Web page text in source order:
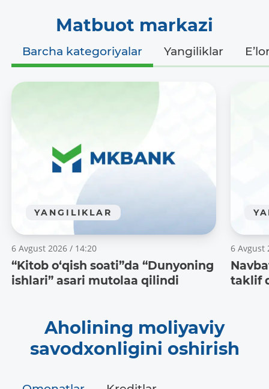
Matbuot markazi
Barcha kategoriyalar Yangiliklar
YANGILIKLAR
6 Avgust 2026 / 14:20
“Kitob o‘qish soati”da “Dunyoning
ishlari” asari mutolaa qilindi
6 Avgust
taklif
Aholining moliyaviy
savodxonligini oshirish